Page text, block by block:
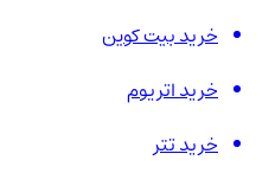
خرید بیت کوین
خرید اتریوم
خرید تتر